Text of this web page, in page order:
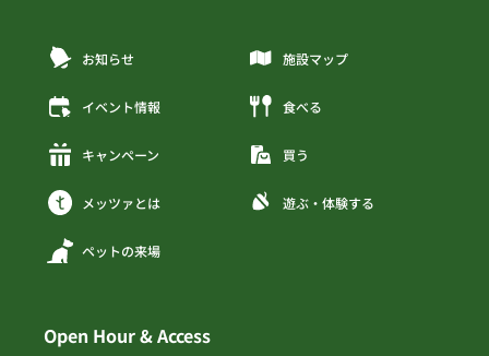
お知らせ
イベント情報
キャンペーン
メッツァとは
ペットの来場
施設マップ
食べる
買う
遊ぶ・体験する
Open Hour & Access